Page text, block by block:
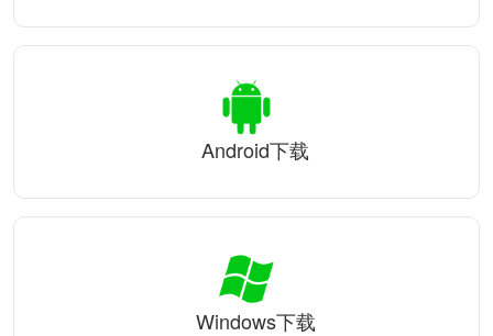
Android下载
Windows下载